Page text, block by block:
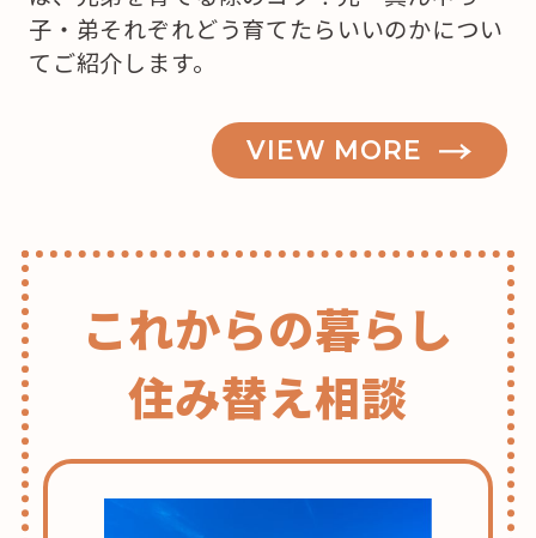
子・弟それぞれどう育てたらいいのかについ
てご紹介します。
VIEW MORE
これからの暮らし
住み替え相談